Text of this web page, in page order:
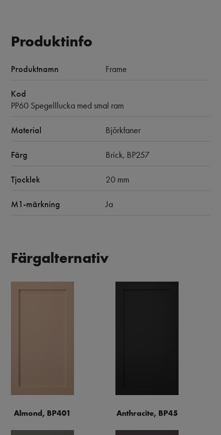
Produktinfo
Produktnamn Frame
Kod
PP60 Spegelllucka med smal ram
Material Björkfaner
Färg Brick, BP257
Tjocklek 20 mm
M1-märkning Ja
Färgalternativ
Almond, BP401 Anthracite, BP45